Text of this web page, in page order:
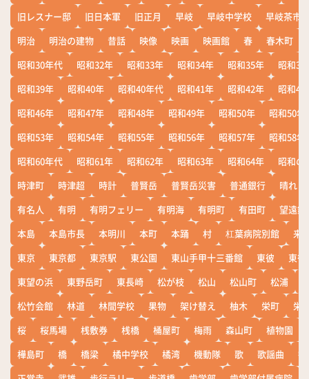
旧レスナー邸
旧日本軍 旧正月 早岐 早岐中学校
早岐茶市
明治
明治の建物 昔話 映像 映画 映画館 春 春木町
昭和30年代
昭和32年 昭和33年 昭和34年 昭和35年
昭和36
昭和39年
昭和40年 昭和40年代 昭和41年 昭和42年
昭和43
昭和46年
昭和47年 昭和48年 昭和49年 昭和50年
昭和50年
昭和53年
昭和54年 昭和55年 昭和56年 昭和57年
昭和58年
昭和60年代
昭和61年 昭和62年 昭和63年 昭和64年
昭和の
時津町
時津超 時計 普賢岳 普賢岳災害 普通銀行
晴れ
有名人
有明 有明フェリー 有明海 有明町 有田町
望遠鏡
本島
本島市長 本明川 本町 本踊 村 杠葉病院別館
来
東京
東京都 東京駅 東公園 東山手甲十三番館 東彼
東彼
東望の浜
東野岳町 東長崎 松が枝 松山 松山町 松浦
松竹会館
林道 林間学校 果物 架け替え 柚木 栄町
栄
桜
桜馬場 桟敷券 桟橋 桶屋町 梅雨 森山町 植物園
樺島町
橋 橋梁 橘中学校 橘湾 機動隊 歌 歌謡曲